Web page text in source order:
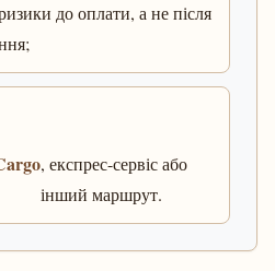
до оплати, а не після
, експрес-сервіс або
інший маршрут.